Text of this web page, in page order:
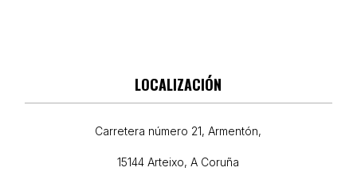
LOCALIZACIÓN
Carretera número 21, Armentón,
15144 Arteixo, A Coruña